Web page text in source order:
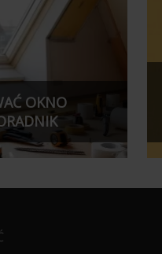
OKNO